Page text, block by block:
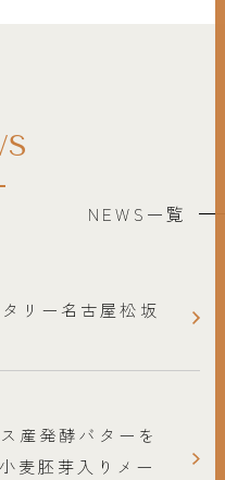
NEWS一覧
リー名古屋松坂
産発酵バターを
麦胚芽入りメー